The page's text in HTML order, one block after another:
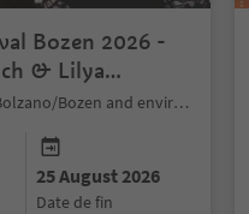
Bozen 2026 -
& Lilya
Bolzano/Bozen, Bolzano/Bozen and environs
25 August 2026
date de fin